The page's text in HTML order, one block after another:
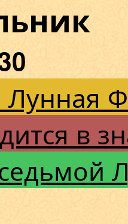
Лунная
в